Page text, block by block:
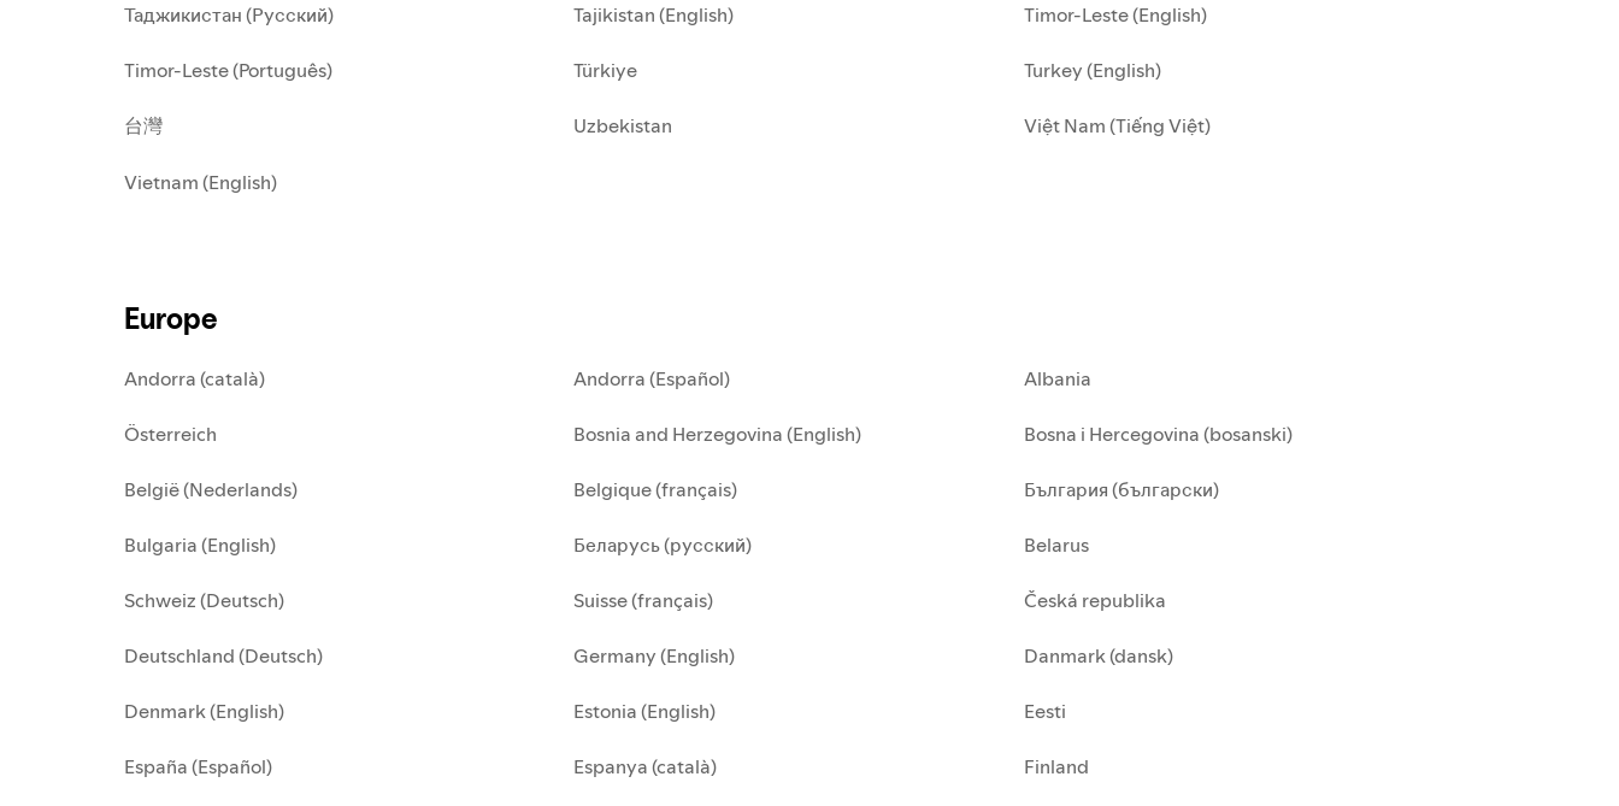
Таджикистан (Русский) Tajikistan (English) Timor-Leste (English)
Timor-Leste (Português) Türkiye Turkey (English)
台灣 Uzbekistan Việt Nam (Tiếng Việt)
Vietnam (English)
Europe
Andorra (català) Andorra (Español) Albania
Österreich Bosnia and Herzegovina (English) Bosna i Hercegovina (bosanski)
België (Nederlands) Belgique (français) България (български)
Bulgaria (English) Беларусь (русский) Belarus
Schweiz (Deutsch) Suisse (français) Česká republika
Deutschland (Deutsch) Germany (English) Danmark (dansk)
Denmark (English) Estonia (English) Eesti
España (Español) Espanya (català) Finland